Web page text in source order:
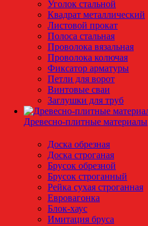
Уголок стальной
Квадрат металлический
Листовой прокат
Полоса стальная
Проволока вязальная
Проволока колючая
Фиксатор арматуры
Петли для ворот
Винтовые сваи
Заглушки для труб
Древесно-плитные материалы
Доска обрезная
Доска строганая
Брусок обрезной
Брусок строганный
Рейка сухая строганная
Евровагонка
Блок-хаус
Имитация бруса